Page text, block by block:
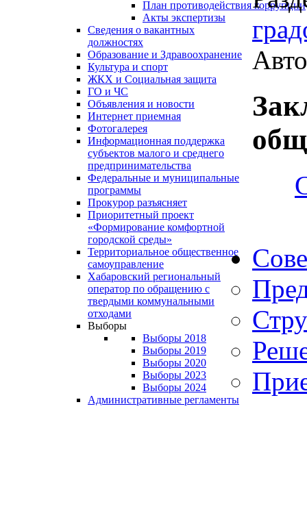
План противодействия коррупции
Акты экспертизы
Сведения о вакантных
должностях
Образование и Здравоохранение
Культура и спорт
ЖКХ и Социальная защита
ГО и ЧС
Объявления и новости
Интернет приемная
Фотогалерея
Информационная поддержка
субъектов малого и среднего
предпринимательства
Федеральные и муниципальные
программы
Прокурор разъясняет
Приоритетный проект
«Формирование комфортной
городской среды»
Территориальное общественное
самоуправление
Хабаровский региональный
оператор по обращению с
твердыми коммунальными
отходами
Выборы
Выборы 2018
Выборы 2019
Выборы 2020
Выборы 2023
Выборы 2024
Административные регламенты